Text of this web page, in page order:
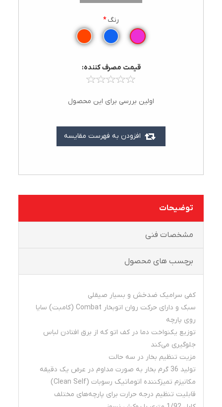
رنگ *
قيمت مصرف کننده:
افزودن به فهرست مقایسه
اولین بررسی برای این محصول
توضیحات
مشخصات فنی
برچسب های محصول
کفی سرامیک ضدخش و بسیار صیقلی
سبک و دارای حرکت روان اتوبخار Combat (کامبت) سایا
روی پارچه
توزیع یكنواخت دما در کف اتو که از برق افتادن لباس
جلوگیری می‌کند
مزیت تنظیم بخار در سه حالت
تولید 36 گرم بخار به صورت مداوم در عرض یک دقیقه
مكانیزم تمیزکننده اتوماتیک رسوبات (Clean Self)
قابلیت تنظیم درجه حرارت برای پارچه‌های مختلف